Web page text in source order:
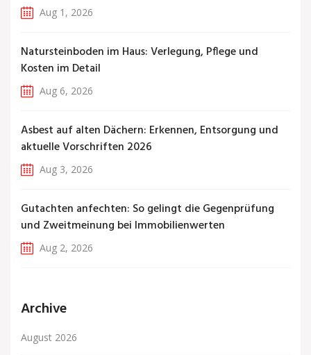
Aug 1, 2026
Natursteinboden im Haus: Verlegung, Pflege und
Kosten im Detail
Aug 6, 2026
Asbest auf alten Dächern: Erkennen, Entsorgung und
aktuelle Vorschriften 2026
Aug 3, 2026
Gutachten anfechten: So gelingt die Gegenprüfung
und Zweitmeinung bei Immobilienwerten
Aug 2, 2026
Archive
August 2026